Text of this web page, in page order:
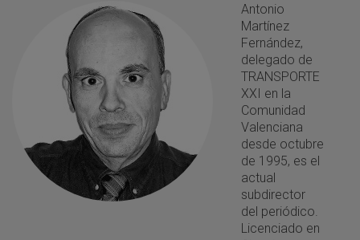
Antonio
Martínez
Fernández,
delegado de
TRANSPORTE
XXI en la
Comunidad
Valenciana
desde octubre
de 1995, es el
actual
subdirector
del periódico.
Licenciado en